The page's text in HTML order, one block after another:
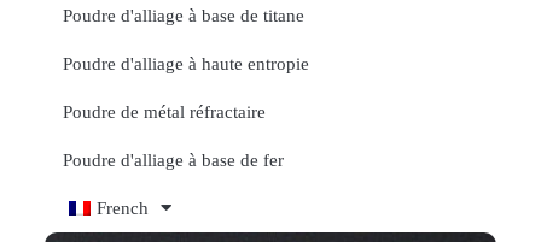
Poudre d'alliage à base de titane
Poudre d'alliage à haute entropie
Poudre de métal réfractaire
Poudre d'alliage à base de fer
French